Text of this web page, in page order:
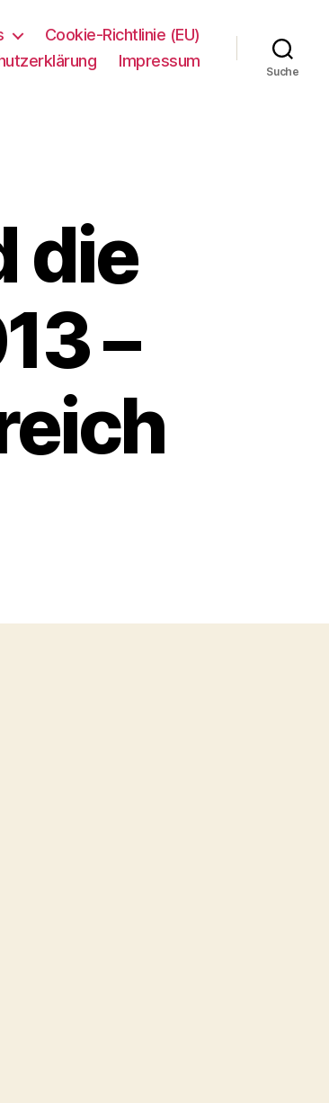
Cookie-Richtlinie (EU)
Impressum
Suche
die
–